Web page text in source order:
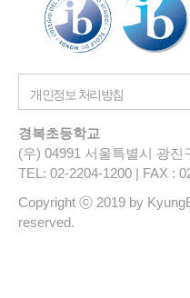
경복초등학교
(우) 04991 서울특별시 광진
TEL: 02-2204-1200 | FAX :
Copyright ⓒ 2019 by
reserved.